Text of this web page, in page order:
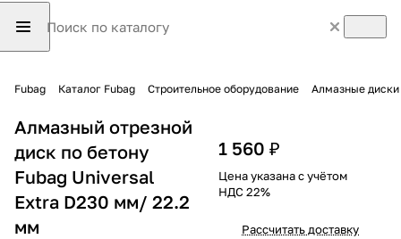
Fubag Каталог Fubag Строительное оборудование Алмазные диски
Алмазный отрезной
диск по бетону
Fubag Universal
Extra D230 мм/ 22.2
мм
1 560 ₽
Цена указана с учётом
НДС 22%
Рассчитать доставку